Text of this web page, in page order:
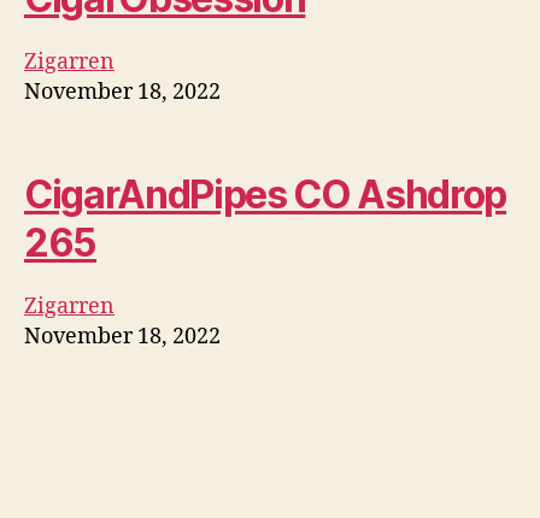
Zigarren
November 18, 2022
CigarAndPipes CO Ashdrop
265
Zigarren
November 18, 2022